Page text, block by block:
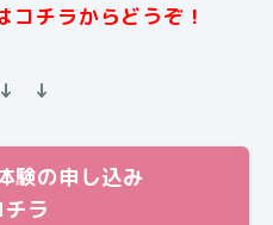
コチラからどうぞ！
↓
験の申し込み
チラ